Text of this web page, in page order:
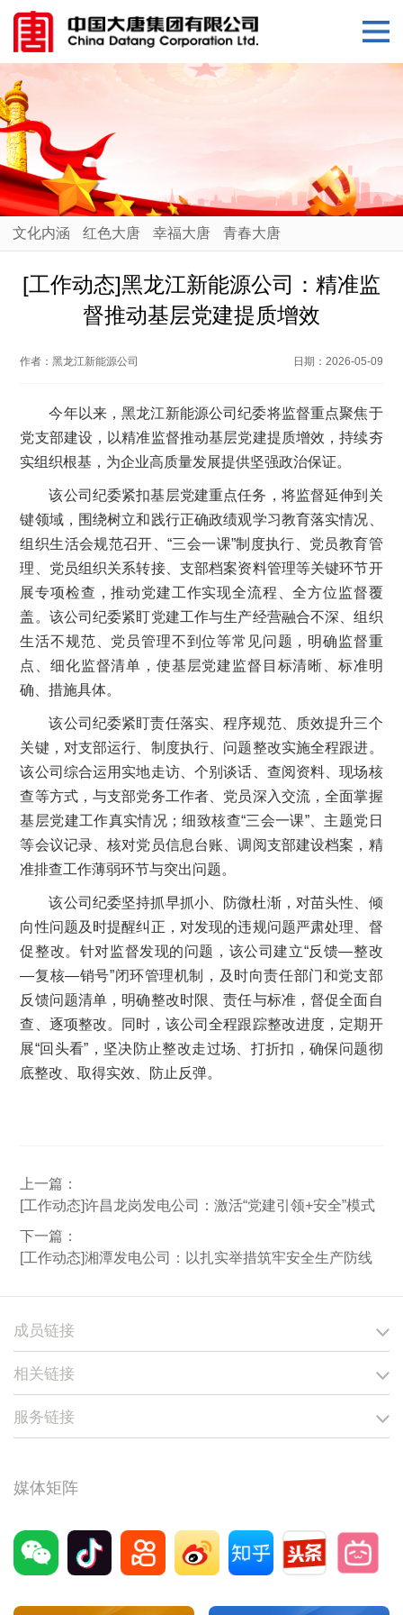
文化内涵 红色大唐 幸福大唐 青春大唐
[工作动态]黑龙江新能源公司：精准监
督推动基层党建提质增效
作者：黑龙江新能源公司 日期： 2026-05-09
今年以来，黑龙江新能源公司纪委将监督重点聚焦于
党支部建设，以精准监督推动基层党建提质增效，持续夯
实组织根基，为企业高质量发展提供坚强政治保证。
该公司纪委紧扣基层党建重点任务，将监督延伸到关
键领域，围绕树立和践行正确政绩观学习教育落实情况、
组织生活会规范召开、“三会一课”制度执行、党员教育管
理、党员组织关系转接、支部档案资料管理等关键环节开
展专项检查，推动党建工作实现全流程、全方位监督覆
盖。该公司纪委紧盯党建工作与生产经营融合不深、组织
生活不规范、党员管理不到位等常见问题，明确监督重
点、细化监督清单，使基层党建监督目标清晰、标准明
确、措施具体。
该公司纪委紧盯责任落实、程序规范、质效提升三个
关键，对支部运行、制度执行、问题整改实施全程跟进。
该公司综合运用实地走访、个别谈话、查阅资料、现场核
查等方式，与支部党务工作者、党员深入交流，全面掌握
基层党建工作真实情况；细致核查“三会一课”、主题党日
等会议记录、核对党员信息台账、调阅支部建设档案，精
准排查工作薄弱环节与突出问题。
该公司纪委坚持抓早抓小、防微杜渐，对苗头性、倾
向性问题及时提醒纠正，对发现的违规问题严肃处理、督
促整改。针对监督发现的问题，该公司建立“反馈—整改
—复核—销号”闭环管理机制，及时向责任部门和党支部
反馈问题清单，明确整改时限、责任与标准，督促全面自
查、逐项整改。同时，该公司全程跟踪整改进度，定期开
展“回头看”，坚决防止整改走过场、打折扣，确保问题彻
底整改、取得实效、防止反弹。
上一篇：
[工作动态]许昌龙岗发电公司：激活“党建引领+安全”模式
下一篇：
[工作动态]湘潭发电公司：以扎实举措筑牢安全生产防线
媒体矩阵
成员链接
相关链接
服务链接